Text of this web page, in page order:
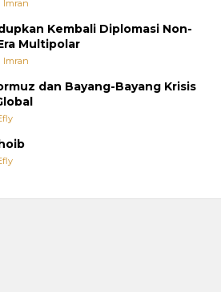
Imran
Kembali Diplomasi Non-
Multipolar
Imran
dan Bayang-Bayang Krisis